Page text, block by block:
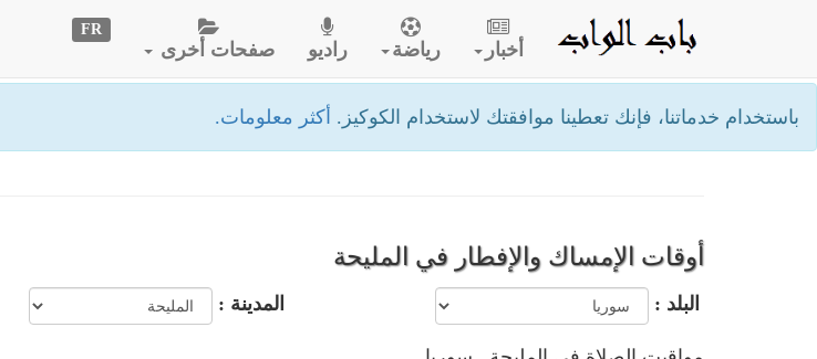
باستخدام خدماتنا، فإنك تعطينا موافقتك لاستخدام الكوكيز. أكثر معلومات.
أخبار رياضة راديو صفحات أخرى
FR
أوقات الإمساك والإفطار في المليحة
البلد : المدينة :